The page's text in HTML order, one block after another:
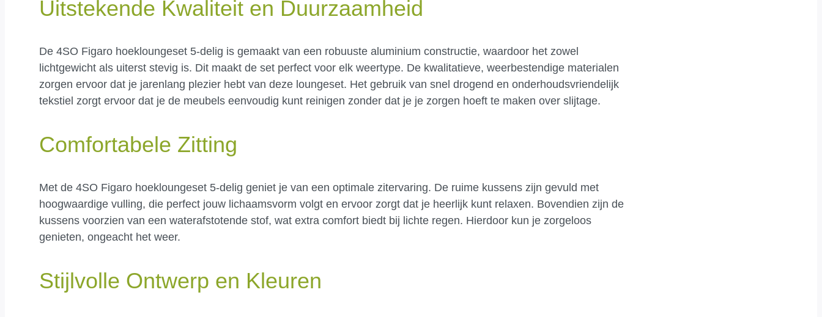
Uitstekende Kwaliteit en Duurzaamheid
De 4SO Figaro hoekloungeset 5-delig is gemaakt van een robuuste aluminium constructie, waardoor het zowel
lichtgewicht als uiterst stevig is. Dit maakt de set perfect voor elk weertype. De kwalitatieve, weerbestendige materialen
zorgen ervoor dat je jarenlang plezier hebt van deze loungeset. Het gebruik van snel drogend en onderhoudsvriendelijk
tekstiel zorgt ervoor dat je de meubels eenvoudig kunt reinigen zonder dat je je zorgen hoeft te maken over slijtage.
Comfortabele Zitting
Met de 4SO Figaro hoekloungeset 5-delig geniet je van een optimale zitervaring. De ruime kussens zijn gevuld met
hoogwaardige vulling, die perfect jouw lichaamsvorm volgt en ervoor zorgt dat je heerlijk kunt relaxen. Bovendien zijn de
kussens voorzien van een waterafstotende stof, wat extra comfort biedt bij lichte regen. Hierdoor kun je zorgeloos
genieten, ongeacht het weer.
Stijlvolle Ontwerp en Kleuren